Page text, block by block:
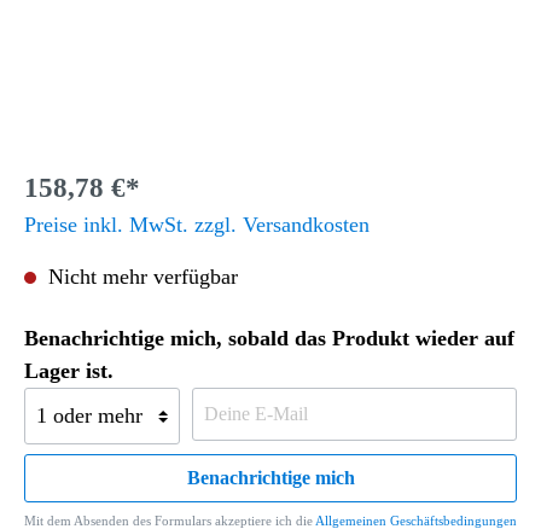
158,78 €*
Preise inkl. MwSt. zzgl. Versandkosten
Nicht mehr verfügbar
Benachrichtige mich, sobald das Produkt wieder auf
Lager ist.
Benachrichtige mich
Mit dem Absenden des Formulars akzeptiere ich die Allgemeinen Geschäftsbedingungen